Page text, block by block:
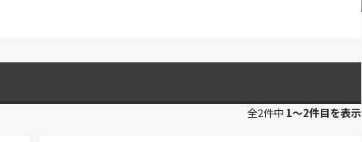
全2件中 1〜2件目を表示